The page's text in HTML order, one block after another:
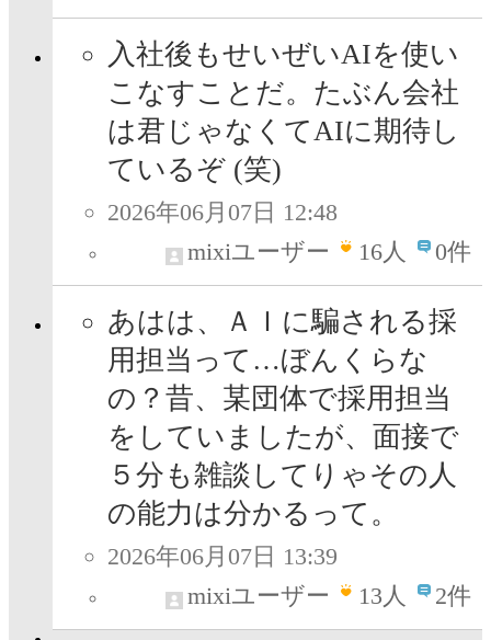
入社後もせいぜいAIを使い
こなすことだ。たぶん会社
は君じゃなくてAIに期待し
ているぞ (笑)
2026年06月07日 12:48
mixiユーザー
16人 0件
あはは、ＡＩに騙される採
用担当って…ぼんくらな
の？昔、某団体で採用担当
をしていましたが、面接で
５分も雑談してりゃその人
の能力は分かるって。
2026年06月07日 13:39
mixiユーザー
13人 2件